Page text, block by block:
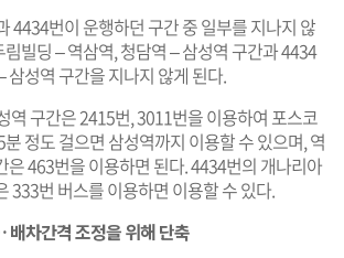
4434번이 운행하던 구간 중 일부를 지나지 않
빌딩 – 역삼역, 청담역 – 삼성역 구간과 4434
삼성역 구간을 지나지 않게 된다.
역 구간은 2415번, 3011번을 이용하여 포스코
정도 걸으면 삼성역까지 이용할 수 있으며, 역
은 463번을 이용하면 된다. 4434번의 개나리아
333번 버스를 이용하면 이용할 수 있다.
차간격 조정을 위해 단축